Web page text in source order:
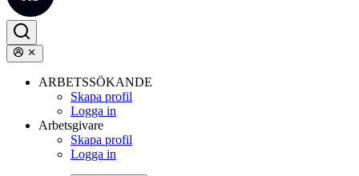
ARBETSSÖKANDE
Skapa profil
Logga in
Arbetsgivare
Skapa profil
Logga in